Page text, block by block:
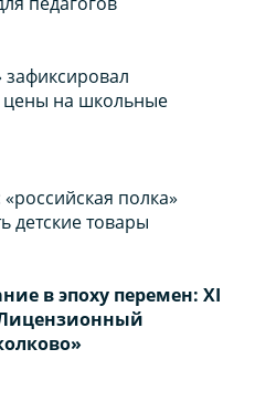
на школьные
полка»
детские товары
в эпоху перемен: XI